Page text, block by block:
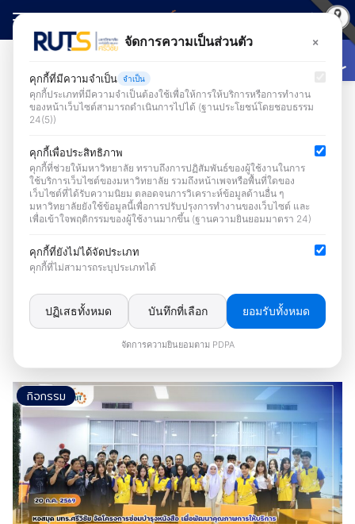
Skip
content
Search
กิจกรรม
กิจกรรม
หอสมุด มทร.ศรีวิชัย จัดโครงการอบรม
เทคนิคการสืบค้นทรัพยากรสารสนเทศหอสมุด
สำหรับนักศึกษา ส่งเสริมทักษะการสืบค้น
ข้อมูลอย่างเป็นระบบ
22 กรกฎาคม 2026
กิจกรรม
จัดการความเป็นส่วนตัว ×
คุกกี้ที่มีความจำเป็น จำเป็น
คุกกี้ประเภทที่มีความจำเป็นต้องใช้เพื่อให้การให้บริการหรือการทำงาน
ของหน้าเว็บไซต์สามารถดำเนินการไปได้ (ฐานประโยชน์โดยชอบธรรม
24(5))
คุกกี้เพื่อประสิทธิภาพ
คุกกี้ที่ช่วยให้มหาวิทยาลัย ทราบถึงการปฏิสัมพันธ์ของผู้ใช้งานในการ
ใช้บริการเว็บไซต์ของมหาวิทยาลัย รวมถึงหน้าเพจหรือพื้นที่ใดของ
เว็บไซต์ที่ได้รับความนิยม ตลอดจนการวิเคราะห์ข้อมูลด้านอื่น ๆ
มหาวิทยาลัยยังใช้ข้อมูลนี้เพื่อการปรับปรุงการทำงานของเว็บไซต์ และ
เพื่อเข้าใจพฤติกรรมของผู้ใช้งานมากขึ้น (ฐานความยินยอมมาตรา 24)
คุกกี้ที่ยังไม่ได้จัดประเภท
คุกกี้ที่ไม่สามารถระบุประเภทได้
ปฏิเสธทั้งหมด บันทึกที่เลือก ยอมรับทั้งหมด
จัดการความยินยอมตาม PDPA